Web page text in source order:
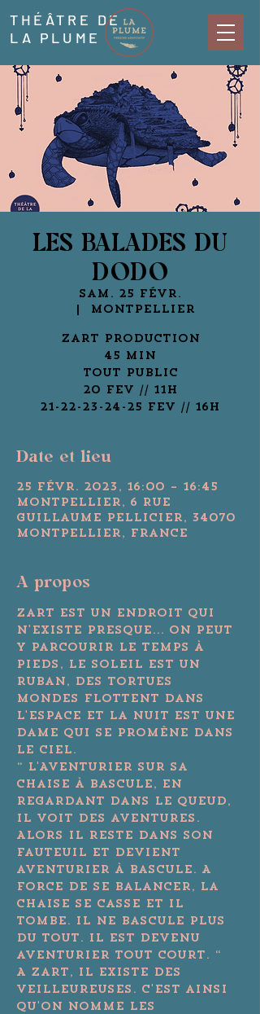
THÉÂTRE DE
LA PLUME
LES BALADES DU
DODO
sam. 25 févr.
Montpellier
Zart Production
45 min
Tout public
20 FEV // 11H
21-22-23-24-25 FEV // 16H
Date et lieu
25 févr. 2023, 16:00 – 16:45
Montpellier, 6 Rue
Guillaume Pellicier, 34070
Montpellier, France
A propos
Zart est un endroit qui
n'existe presque... On peut
y parcourir le temps à
pieds, le soleil est un
ruban, des tortues
mondes flottent dans
l'espace et la nuit est une
dame qui se promène dans
le ciel.
“ L'Aventurier sur sa
chaise à bascule, en
regardant dans le Queud,
il voit des aventures.
Alors il reste dans son
fauteuil et devient
aventurier à bascule. A
force de se balancer, la
chaise se casse et il
tombe. Il ne bascule plus
du tout. Il est devenu
aventurier tout court. “
A Zart, il existe des
Veilleureuses. C'est ainsi
qu'on nomme les